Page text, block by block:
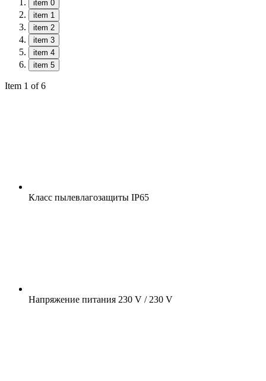
item 0
item 1
item 2
item 3
item 4
item 5
Item 1 of 6
Класс пылевлагозащиты IP65
Напряжение питания 230 V / 230 V